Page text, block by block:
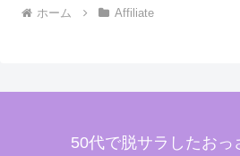
ホーム Affiliate
50代で脱サラしたおっ